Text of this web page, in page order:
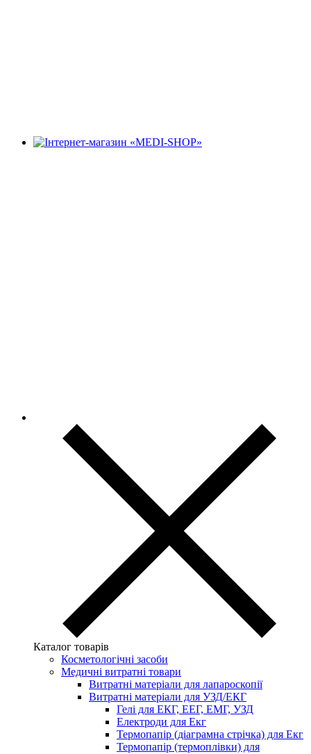
Каталог товарів
Косметологічні засоби
Медичні витратні товари
Витратні матеріали для лапароскопії
Витратні матеріали для УЗД/ЕКГ
Гелі для ЕКГ, ЕЕГ, ЕМГ, УЗД
Електроди для Екг
Термопапір (діаграмна стрічка) для Екг
Термопапір (термоплівки) для